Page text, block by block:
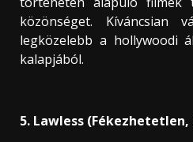
közönséget.
legközelebb a hollywoodi
kalapjából.
5. Lawless (Fékezhetetlen,